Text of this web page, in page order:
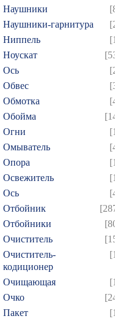
Наушники
Наушники-гарнитура
Ниппель
Ноускат
Оcь
Обвес
Обмотка
Обойма
Огни
Омыватель
Опора
Освежитель
Ось
Отбойник
Отбойники
Очиститель
Очиститель-
кодиционер
Очищающая
Очко
Пакет